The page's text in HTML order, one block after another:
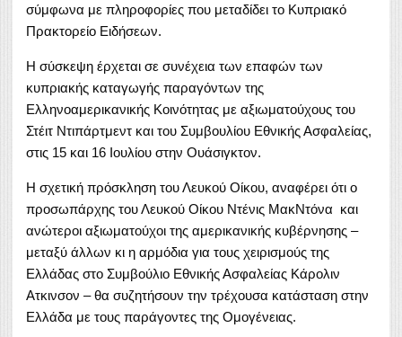
σύμφωνα με πληροφορίες που μεταδίδει το Κυπριακό
Πρακτορείο Ειδήσεων.
Η σύσκεψη έρχεται σε συνέχεια των επαφών των
κυπριακής καταγωγής παραγόντων της
Ελληνοαμερικανικής Κοινότητας με αξιωματούχους του
Στέιτ Ντιπάρτμεντ και του Συμβουλίου Εθνικής Ασφαλείας,
στις 15 και 16 Ιουλίου στην Ουάσιγκτον.
Η σχετική πρόσκληση του Λευκού Οίκου, αναφέρει ότι ο
προσωπάρχης του Λευκού Οίκου Ντένις ΜακΝτόνα και
ανώτεροι αξιωματούχοι της αμερικανικής κυβέρνησης –
μεταξύ άλλων κι η αρμόδια για τους χειρισμούς της
Ελλάδας στο Συμβούλιο Εθνικής Ασφαλείας Κάρολιν
Ατκινσον – θα συζητήσουν την τρέχουσα κατάσταση στην
Ελλάδα με τους παράγοντες της Ομογένειας.